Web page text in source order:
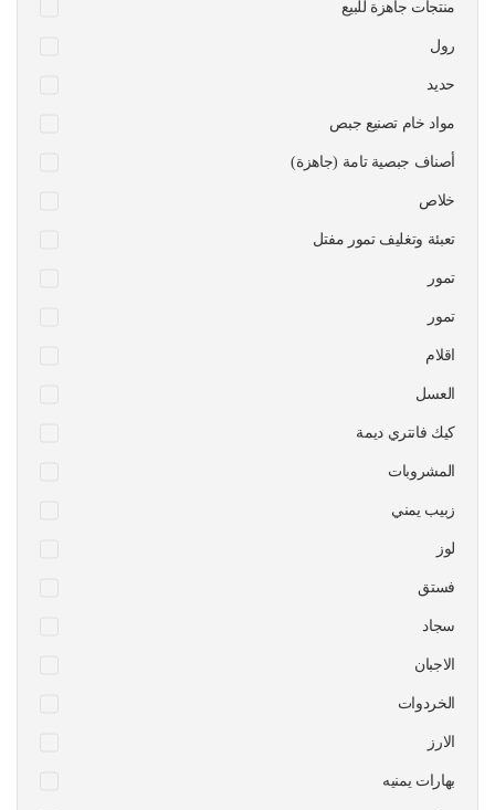
منتجات جاهزة للبيع
رول
حديد
مواد خام تصنيع جبص
أصناف جبصية تامة (جاهزة)
خلاص
تعبئة وتغليف تمور مفتل
تمور
تمور
اقلام
العسل
كيك فانتري ديمة
المشروبات
زبيب يمني
لوز
فستق
سجاد
الاجبان
الخردوات
الارز
بهارات يمنيه